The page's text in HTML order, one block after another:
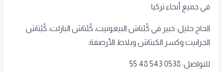
في جميع أنحاء تركيا
الحاج حليل: خبير في كُبْتاش البيغونيت، كُبْتاش البازلت، كُبْتاش
الجرانيت وكسر الكبتاش وبلاط الأرصفة.
للتواصل: 0538 543 48 55